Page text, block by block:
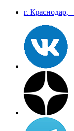
г. Краснодар,